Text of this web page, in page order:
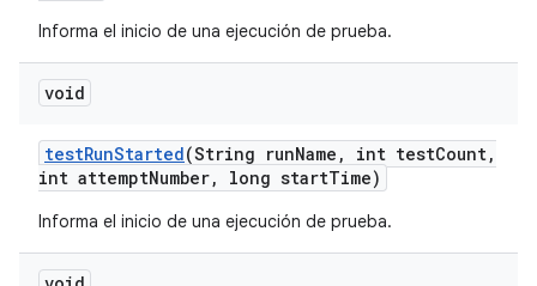
Informa el inicio de una ejecución de prueba.
void
testRunStarted(String runName , int testCount,
int attemptNumber, long startTime)
Informa el inicio de una ejecución de prueba.